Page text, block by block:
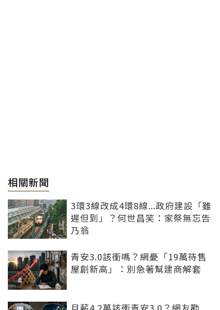
相關新聞
3環3線改成4環8線...政府建設「雖
遲但到」？何世昌笑：家祭無忘告
乃翁
青安3.0該衝嗎？網憂「19萬待售
屋創新高」：別急著幫建商解套